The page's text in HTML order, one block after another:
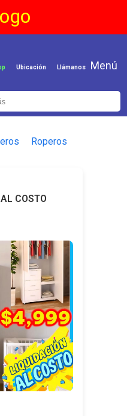
Ubicación Llámanos Menú
Roperos
COSTO